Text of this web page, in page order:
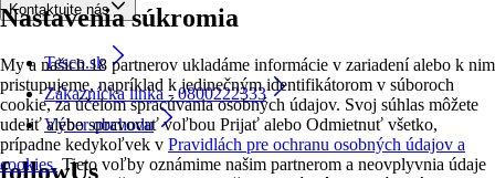
Nastavenia súkromia
My a našich 18 partnerov ukladáme informácie v zariadení alebo k nim
pristupujeme, napríklad k jedinečným identifikátorom v súboroch
cookie, za účelom spracúvania osobných údajov. Svoj súhlas môžete
udeliť alebo spravovať voľbou Prijať alebo Odmietnuť všetko,
prípadne kedykoľvek v Pravidlách pre ochranu osobných údajov a
cookies. Tieto voľby oznámime našim partnerom a neovplyvnia údaje
Kontaktujte nás
Tesco.sk
Zákaznícka linka - 0800222333
Výber obchodu
followUs